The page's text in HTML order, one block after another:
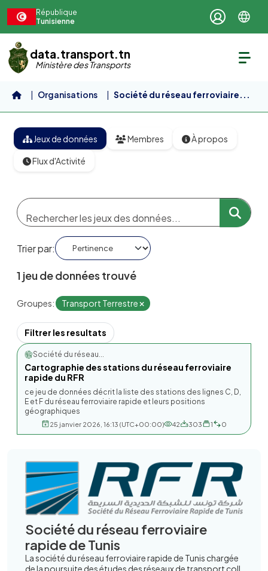
République
Tunisienne
data.transport.tn
Ministère des Transports
Organisations Société du réseau ferroviaire...
Jeux de données Membres À propos
Flux d'Activité
Trier par
1 jeu de données trouvé
Groupes: Transport Terrestre
Filtrer les resultats
Société du réseau...
Cartographie des stations du réseau ferroviaire
rapide du RFR
ce jeu de données décrit la liste des stations des lignes C, D,
E et F du réseau ferroviaire rapide et leurs positions
géographiques
25 janvier 2026, 16:13 (UTC+00:00) 42 303 1 0
Société du réseau ferroviaire
rapide de Tunis
La société du réseau ferroviaire rapide de Tunis chargée